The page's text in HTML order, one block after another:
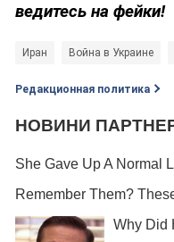
ведитесь на фейки!
Иран Война в Украине
Редакционная политика